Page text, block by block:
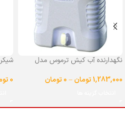
نگهدارنده آب کیش ترموس مدل
1,283,000تومان–
0تومان
0